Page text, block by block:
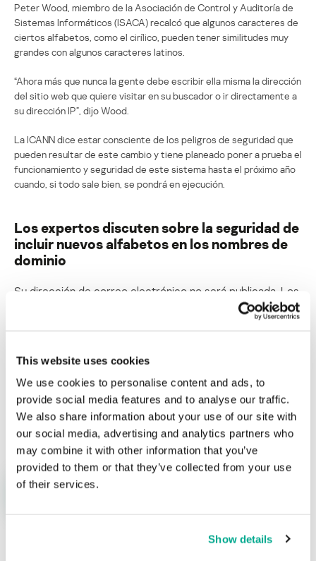
This website uses cookies
We use cookies to personalise content and ads, to
provide social media features and to analyse our traffic.
We also share information about your use of our site with
our social media, advertising and analytics partners who
may combine it with other information that you’ve
provided to them or that they’ve collected from your use
of their services.
Show details
Peter Wood, miembro de la Asociación de Control y Auditoría de
Sistemas Informáticos (ISACA) recalcó que algunos caracteres de
ciertos alfabetos, como el cirílico, pueden tener similitudes muy
grandes con algunos caracteres latinos.
“Ahora más que nunca la gente debe escribir ella misma la dirección
del sitio web que quiere visitar en su buscador o ir directamente a
su dirección IP”, dijo Wood.
La ICANN dice estar consciente de los peligros de seguridad que
pueden resultar de este cambio y tiene planeado poner a prueba el
funcionamiento y seguridad de este sistema hasta el próximo año
cuando, si todo sale bien, se pondrá en ejecución.
Los expertos discuten sobre la seguridad de
incluir nuevos alfabetos en los nombres de
dominio
Su dirección de correo electrónico no será publicada. Los
Nombre* Correo electrónico *